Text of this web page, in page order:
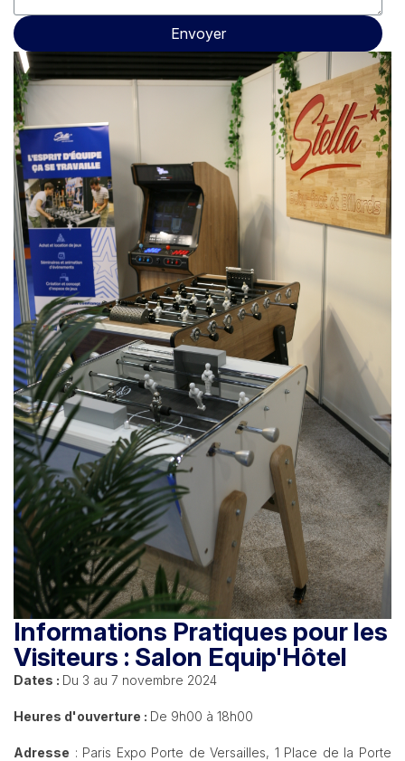
Envoyer
Informations Pratiques pour les
Visiteurs : Salon Equip'Hôtel
Dates : Du 3 au 7 novembre 2024
Heures d'ouverture : De 9h00 à 18h00
Adresse : Paris Expo Porte de Versailles, 1 Place de la Porte